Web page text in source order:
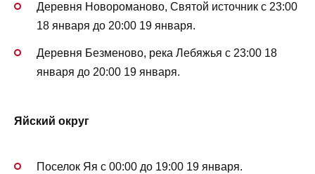
Деревня Новороманово, Святой источник с 23:00
18 января до 20:00 19 января.
Деревня Безменово, река Лебяжья с 23:00 18
января до 20:00 19 января.
Яйский округ
Поселок Яя с 00:00 до 19:00 19 января.